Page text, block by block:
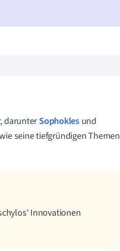
darunterSophoklesund
seine tiefgründigen Themen
Innovationen